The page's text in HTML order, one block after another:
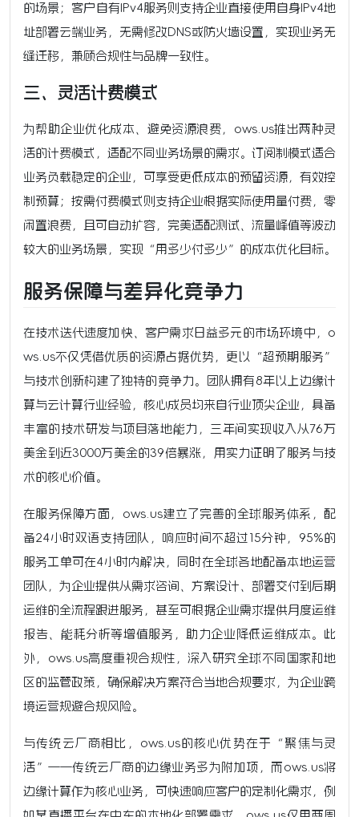
的场景；客户自有IPv4服务则支持企业直接使用自身IPv4地
址部署云端业务，无需修改DNS或防火墙设置，实现业务无
缝迁移，兼顾合规性与品牌一致性。
三、灵活计费模式
为帮助企业优化成本、避免资源浪费，ows.us推出两种灵
活的计费模式，适配不同业务场景的需求。订阅制模式适合
业务负载稳定的企业，可享受更低成本的预留资源，有效控
制预算；按需付费模式则支持企业根据实际使用量付费，零
闲置浪费，且可自动扩容，完美适配测试、流量峰值等波动
较大的业务场景，实现“用多少付多少”的成本优化目标。
服务保障与差异化竞争力
在技术迭代速度加快、客户需求日益多元的市场环境中，o
ws.us不仅凭借优质的资源占据优势，更以“超预期服务”
与技术创新构建了独特的竞争力。团队拥有8年以上边缘计
算与云计算行业经验，核心成员均来自行业顶尖企业，具备
丰富的技术研发与项目落地能力，三年间实现收入从76万
美金到近3000万美金的39倍暴涨，用实力证明了服务与技
术的核心价值。
在服务保障方面，ows.us建立了完善的全球服务体系，配
备24小时双语支持团队，响应时间不超过15分钟，95%的
服务工单可在4小时内解决，同时在全球各地配备本地运营
团队，为企业提供从需求咨询、方案设计、部署交付到后期
运维的全流程跟进服务，甚至可根据企业需求提供月度运维
报告、能耗分析等增值服务，助力企业降低运维成本。此
外，ows.us高度重视合规性，深入研究全球不同国家和地
区的监管政策，确保解决方案符合当地合规要求，为企业跨
境运营规避合规风险。
与传统云厂商相比，ows.us的核心优势在于“聚焦与灵
活”——传统云厂商的边缘业务多为附加项，而ows.us将
边缘计算作为核心业务，可快速响应客户的定制化需求，例